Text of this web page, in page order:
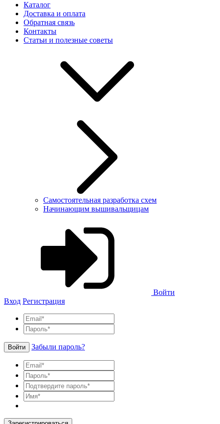
Каталог
Доставка и оплата
Обратная связь
Контакты
Статьи и полезные советы
Самостоятельная разработка схем
Начинающим вышивальщицам
Войти
Вход Регистрация
Войти Забыли пароль?